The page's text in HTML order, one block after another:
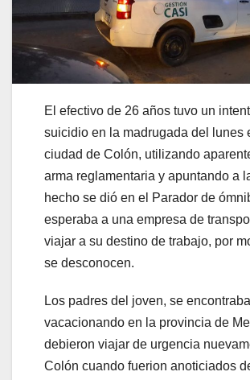
El efectivo de 26 años tuvo un
suicidio en la madrugada del lunes
ciudad de Colón, utilizando
arma reglamentaria y apuntando a
hecho se dió en el Parador de
esperaba a una empresa de
viajar a su destino de trabajo, por
se desconocen.
Los padres del joven, se
vacacionando en la provincia de
debieron viajar de urgencia
Colón cuando fuerion anoticiados